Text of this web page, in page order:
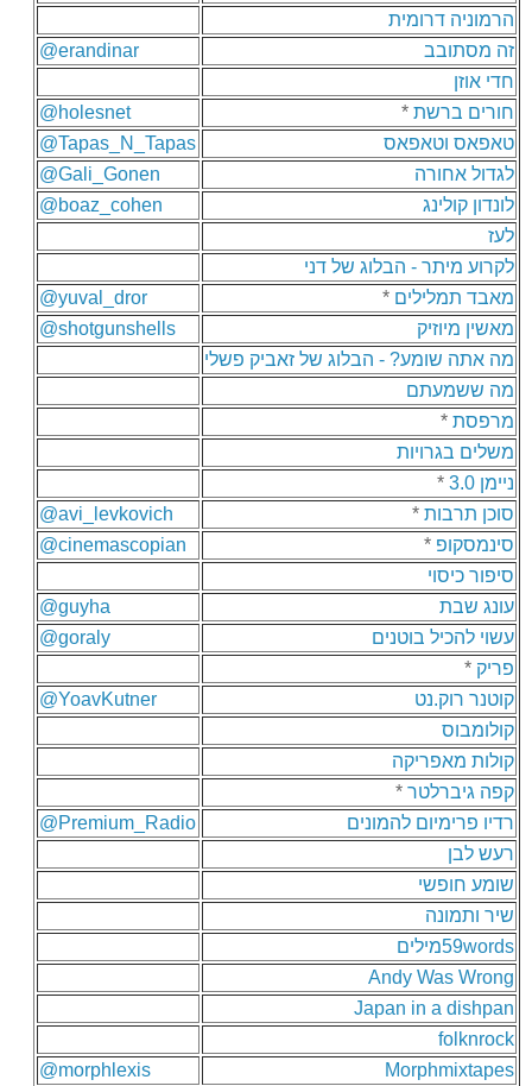
הרמוניה דרומית
זה מסתובב
@erandinar
חדי אוזן
חורים ברשת *
@holesnet
טאפאס וטאפאס
@Tapas_N_Tapas
לגדול אחורה
@Gali_Gonen
לונדון קולינג
@boaz_cohen
לעז
לקרוע מיתר - הבלוג של דני
מאבד תמלילים *
@yuval_dror
מאשין מיוזיק
@shotgunshells
מה אתה שומע? - הבלוג של זאביק פשלי
מה ששמעתם
מרפסת *
משלים בגרויות
ניימן 3.0
*
סוכן תרבות *
@avi_levkovich
סינמסקופ *
@cinemascopian
סיפור כיסוי
עונג שבת
@guyha
עשוי להכיל בוטנים
@goraly
פריק *
קוטנר רוק.נט
@YoavKutner
קולומבוס
קולות מאפריקה
קפה גיברלטר *
רדיו פרימיום להמונים
@Premium_Radio
רעש לבן
שומע חופשי
שיר ותמונה
59wordsמילים
Andy Was Wrong
Japan in a dishpan
folknrock
Morphmixtapes
@morphlexis